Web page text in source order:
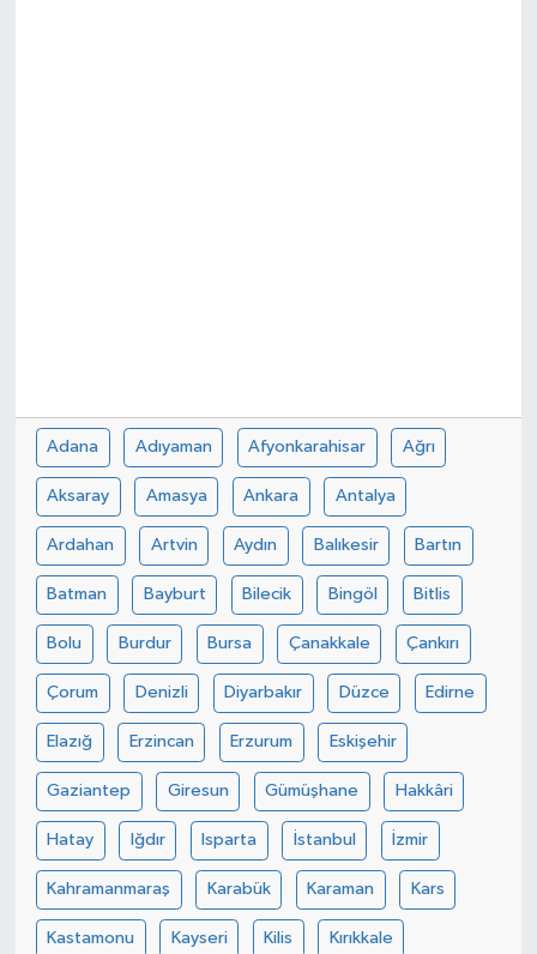
Adana Adıyaman Afyonkarahisar Ağrı
Aksaray Amasya Ankara Antalya
Ardahan Artvin Aydın Balıkesir Bartın
Batman Bayburt Bilecik Bingöl Bitlis
Bolu Burdur Bursa Çanakkale Çankırı
Çorum Denizli Diyarbakır Düzce Edirne
Elazığ Erzincan Erzurum Eskişehir
Gaziantep Giresun Gümüşhane Hakkâri
Hatay Iğdır Isparta İstanbul İzmir
Kahramanmaraş Karabük Karaman Kars
Kastamonu Kayseri Kilis Kırıkkale